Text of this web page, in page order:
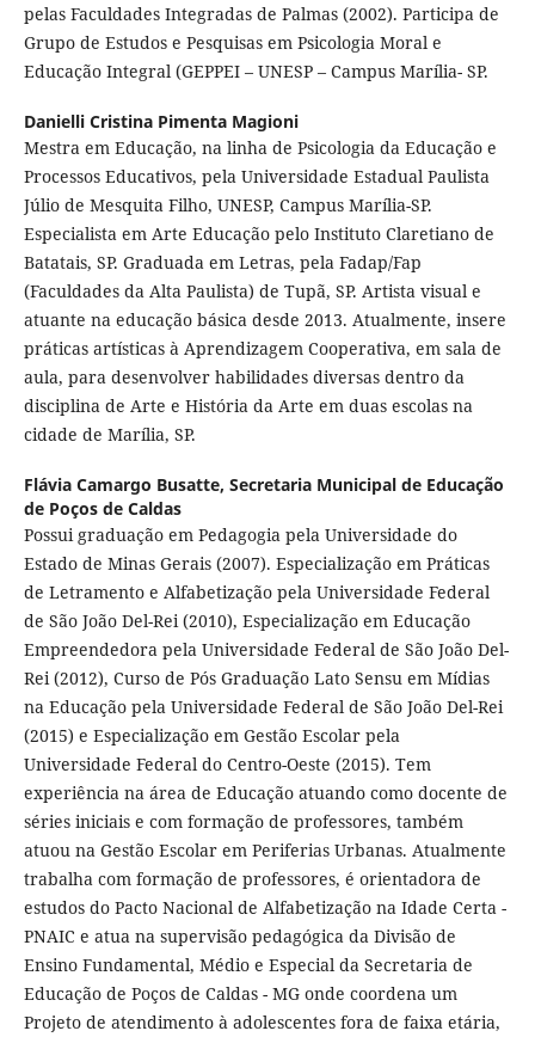
pelas Faculdades Integradas de Palmas (2002). Participa de
Grupo de Estudos e Pesquisas em Psicologia Moral e
Educação Integral (GEPPEI – UNESP – Campus Marília- SP.
Danielli Cristina Pimenta Magioni
Mestra em Educação, na linha de Psicologia da Educação e
Processos Educativos, pela Universidade Estadual Paulista
Júlio de Mesquita Filho, UNESP, Campus Marília-SP.
Especialista em Arte Educação pelo Instituto Claretiano de
Batatais, SP. Graduada em Letras, pela Fadap/Fap
(Faculdades da Alta Paulista) de Tupã, SP. Artista visual e
atuante na educação básica desde 2013. Atualmente, insere
práticas artísticas à Aprendizagem Cooperativa, em sala de
aula, para desenvolver habilidades diversas dentro da
disciplina de Arte e História da Arte em duas escolas na
cidade de Marília, SP.
Flávia Camargo Busatte, Secretaria Municipal de Educação
de Poços de Caldas
Possui graduação em Pedagogia pela Universidade do
Estado de Minas Gerais (2007). Especialização em Práticas
de Letramento e Alfabetização pela Universidade Federal
de São João Del-Rei (2010), Especialização em Educação
Empreendedora pela Universidade Federal de São João Del-
Rei (2012), Curso de Pós Graduação Lato Sensu em Mídias
na Educação pela Universidade Federal de São João Del-Rei
(2015) e Especialização em Gestão Escolar pela
Universidade Federal do Centro-Oeste (2015). Tem
experiência na área de Educação atuando como docente de
séries iniciais e com formação de professores, também
atuou na Gestão Escolar em Periferias Urbanas. Atualmente
trabalha com formação de professores, é orientadora de
estudos do Pacto Nacional de Alfabetização na Idade Certa -
PNAIC e atua na supervisão pedagógica da Divisão de
Ensino Fundamental, Médio e Especial da Secretaria de
Educação de Poços de Caldas - MG onde coordena um
Projeto de atendimento à adolescentes fora de faixa etária,